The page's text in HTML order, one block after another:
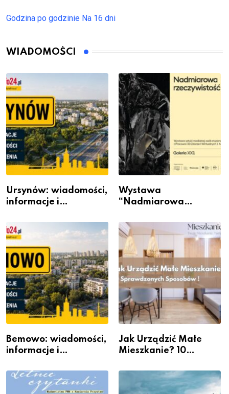
Godzina po godzinie Na 16 dni
WIADOMOŚCI
Ursynów: wiadomości,
informacje i
Wystawa
“Nadmiarowa
Galerii XX1
Bemowo: wiadomości,
informacje i
Jak Urządzić Małe
Mieszkanie? 10
Przestrzeni Bez
Kosztownego Remontu